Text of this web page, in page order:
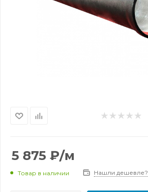
5 875 ₽/м
Товар в наличии Нашли дешевле?